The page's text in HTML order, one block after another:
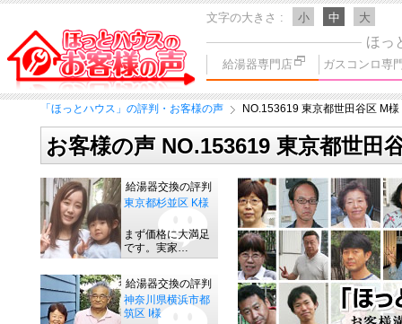
文字の大きさ 小 中 大
ほっ
給湯器専門店 ガスコンロ専
「ほっとハウス」の評判・お客様の声 NO.153619 東京都世田谷区 M様
お客様の声 NO.153619 東京都世田
給湯器交換の評判
東京都杉並区 K様
まず価格に大満足
です。実家…
給湯器交換の評判
神奈川県横浜市都
筑区 I様